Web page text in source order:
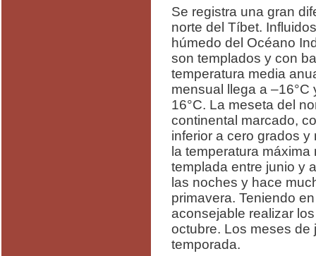
Se registra una gran
norte del Tíbet.
húmedo del Océano
son templados y con
temperatura media
mensual llega a
16°C. La meseta del
continental marcado,
inferior a cero grados
la temperatura
templada entre junio y
las noches y hace
primavera. Teniendo
aconsejable realizar
octubre. Los meses de
temporada.